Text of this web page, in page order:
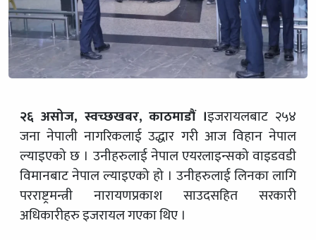
२६ असोज, स्वच्छखबर, काठमाडौं ।इजरायलबाट २५४
जना नेपाली नागरिकलाई उद्धार गरी आज विहान नेपाल
ल्याइएको छ । उनीहरुलाई नेपाल एयरलाइन्सको वाइडवडी
विमानबाट नेपाल ल्याइएको हो । उनीहरुलाई लिनका लागि
परराष्ट्रमन्त्री नारायणप्रकाश साउदसहित सरकारी
अधिकारीहरु इजरायल गएका थिए ।